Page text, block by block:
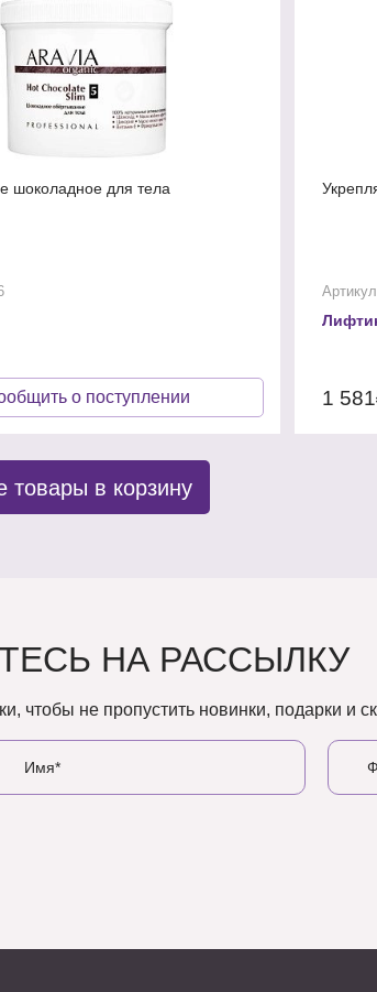
шоколадное для тела
о поступлении 1
товары в корзину
НА РАССЫЛКУ
чтобы не пропустить новинки, подарки и